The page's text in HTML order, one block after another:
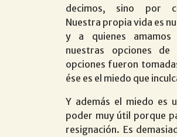
decimos, sino por
Nuestra propia vida es
y a quienes amamos
nuestras opciones
opciones fueron
ése es el miedo que
Y además el miedo es
poder muy útil porque
resignación. Es